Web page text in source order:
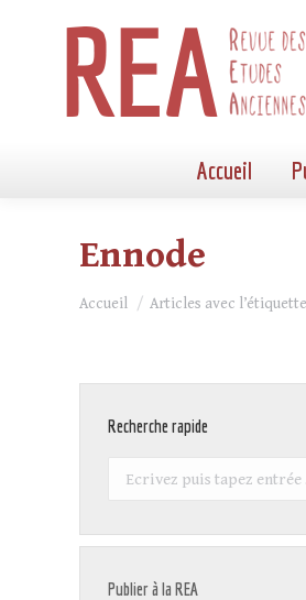
Accueil
Ennode
Vous êtes ici :
Accueil Articles avec
Recherche rapide
Recherche
Publier à la REA